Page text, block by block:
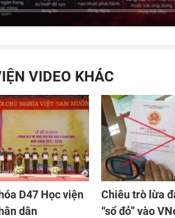
VIDEO KHÁC
D47 Học viện
dân
Chiêu trò lừa
“sổ đỏ” vào